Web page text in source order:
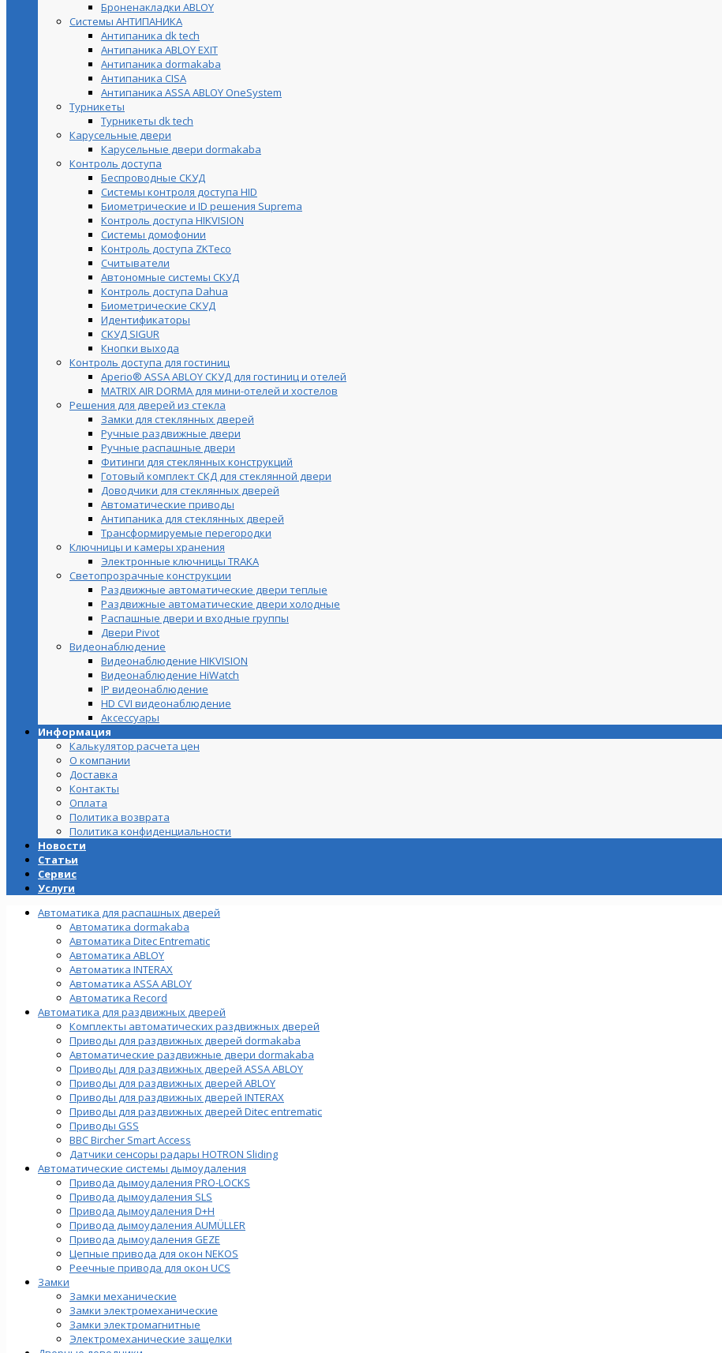
Броненакладки ABLOY
Системы АНТИПАНИКА
Антипаника dk tech
Антипаника ABLOY EXIT
Антипаника dormakaba
Антипаника СISA
Антипаника ASSA ABLOY OneSystem
Турникеты
Турникеты dk tech
Карусельные двери
Карусельные двери dormakaba
Контроль доступа
Беспроводные СКУД
Системы контроля доступа HID
Биометрические и ID решения Suprema
Контроль доступа HIKVISION
Системы домофонии
Контроль доступа ZKTeco
Считыватели
Автономные системы СКУД
Контроль доступа Dahua
Биометрические СКУД
Идентификаторы
СКУД SIGUR
Кнопки выхода
Контроль доступа для гостиниц
Aperio® ASSA ABLOY СКУД для гостиниц и отелей
MATRIX AIR DORMA для мини-отелей и хостелов
Решения для дверей из стекла
Замки для стеклянных дверей
Ручные раздвижные двери
Ручные распашные двери
Фитинги для стеклянных конструкций
Готовый комплект СКД для стеклянной двери
Доводчики для стеклянных дверей
Автоматические приводы
Антипаника для стеклянных дверей
Трансформируемые перегородки
Ключницы и камеры хранения
Электронные ключницы TRAKA
Светопрозрачные конструкции
Раздвижные автоматические двери теплые
Раздвижные автоматические двери холодные
Распашные двери и входные группы
Двери Pivot
Видеонаблюдение
Видеонаблюдение HIKVISION
Видеонаблюдение HiWatch
IP видеонаблюдение
HD CVI видеонаблюдение
Аксессуары
Информация
Калькулятор расчета цен
О компании
Доставка
Контакты
Оплата
Политика возврата
Политика конфиденциальности
Новости
Статьи
Сервис
Услуги
Автоматика для распашных дверей
Автоматика dormakaba
Автоматика Ditec Entrematic
Автоматика ABLOY
Автоматика INTERAX
Автоматика ASSA ABLOY
Автоматика Record
Автоматика для раздвижных дверей
Комплекты автоматических раздвижных дверей
Приводы для раздвижных дверей dormakaba
Автоматические раздвижные двери dormakaba
Приводы для раздвижных дверей ASSA ABLOY
Приводы для раздвижных дверей ABLOY
Приводы для раздвижных дверей INTERAX
Приводы для раздвижных дверей Ditec entrematic
Приводы GSS
BBC Bircher Smart Access
Датчики сенсоры радары HOTRON Sliding
Автоматические системы дымоудаления
Привода дымоудаления PRO-LOCKS
Привода дымоудаления SLS
Привода дымоудаления D+H
Привода дымоудаления AUMÜLLER
Привода дымоудаления GEZE
Цепные привода для окон NEKOS
Реечные привода для окон UСS
Замки
Замки механические
Замки электромеханические
Замки электромагнитные
Электромеханические защелки